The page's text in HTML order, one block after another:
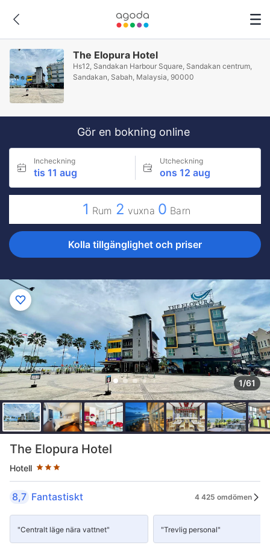
The Elopura Hotel
Hs12, Sandakan Harbour Square, Sandakan centrum,
Sandakan, Sabah, Malaysia, 90000
Gör en bokning online
Incheckning
tis 11 aug
Utcheckning
ons 12 aug
1 Rum 2 vuxna 0 Barn
Kolla tillgänglighet och priser
1/61
The Elopura Hotel
Hotell
Stjärnklassificering: 3 stjärnor
8,7 Fantastiskt 4 425 omdömen
"Centralt läge nära vattnet" "Trevlig personal"